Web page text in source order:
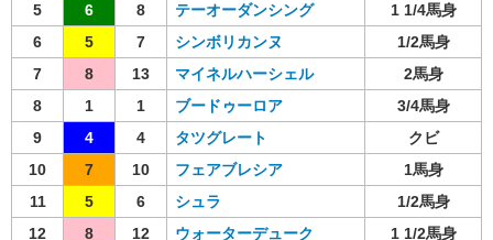
5
6 8 テーオーダンシング
1 1/4馬身
6
5 7 シンボリカンヌ
1/2馬身
7
8 13 マイネルハーシェル
2馬身
8
1 1 ブードゥーロア
3/4馬身
9
4 4 タツグレート
クビ
10
7 10 フェアブレシア
1馬身
11
5 6 シュラ
1/2馬身
12
8 12 ウォーターデューク
1 1/2馬身